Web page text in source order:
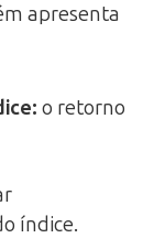
apresenta
: o retorno
índice.